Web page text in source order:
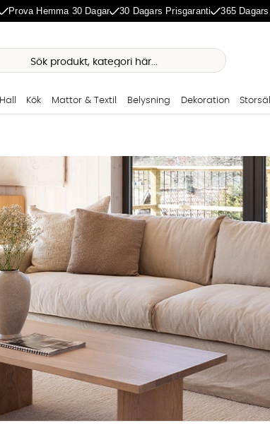
Prova Hemma 30 Dagar 30 Dagars Prisgaranti 365
Hall Kök Mattor & Textil Belysning Dekoration